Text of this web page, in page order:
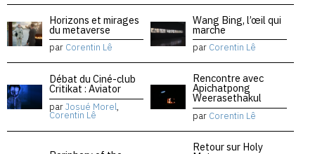
Horizons et mirages
du metaverse
par Corentin Lê
Wang Bing, l’œil qui
marche
par Corentin Lê
Débat du Ciné-club
Critikat : Aviator
parJosué Morel,
Corentin Lê
Rencontre avec
Apichatpong
Weerasethakul
par Corentin Lê
Retour sur Holy